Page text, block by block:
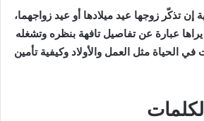
إن تذكّر زوجها عيد ميلادها أو عيد زواجهما،
يراها عبارة عن تفاصيل تافهة بنظره وتشغله
الحياة مثل العمل والأولاد وكيفية تأمين